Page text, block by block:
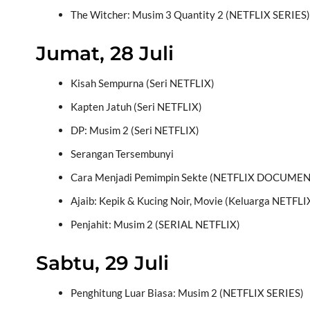
The Witcher: Musim 3 Quantity 2 (NETFLIX SERIES)
Jumat, 28 Juli
Kisah Sempurna (Seri NETFLIX)
Kapten Jatuh (Seri NETFLIX)
DP: Musim 2 (Seri NETFLIX)
Serangan Tersembunyi
Cara Menjadi Pemimpin Sekte (NETFLIX
Ajaib: Kepik & Kucing Noir, Movie (Keluarga
Penjahit: Musim 2 (SERIAL NETFLIX)
Sabtu, 29 Juli
Penghitung Luar Biasa: Musim 2 (NETFLIX SERIES)